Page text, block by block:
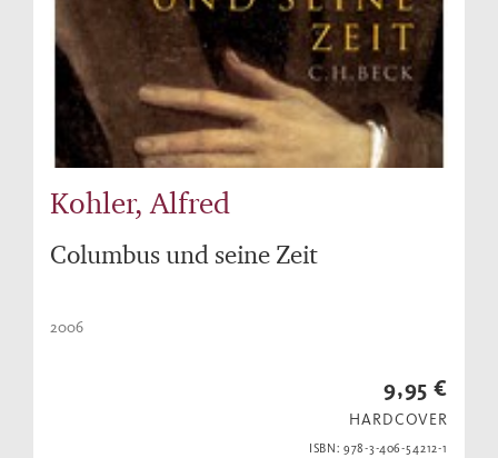
Kohler, Alfred
Columbus und seine Zeit
2006
9,95 €
HARDCOVER
ISBN: 978-3-406-54212-1